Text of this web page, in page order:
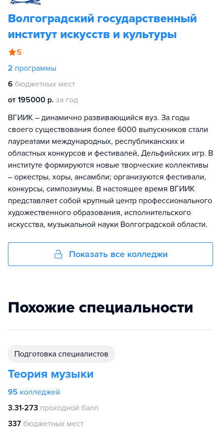
Волгоградский государственный
институт искусств и культуры
5
2 программы
6 бюджетных мест
от 195000 р. за год
ВГИИК – динамично развивающийся вуз. За годы
своего существования более 6000 выпускников стали
лауреатами международных, республиканских и
областных конкурсов и фестивалей, Дельфийских игр. В
институте формируются новые творческие коллективы
– оркестры, хоры, ансамбли; организуются фестивали,
конкурсы, симпозиумы. В настоящее время ВГИИК
представляет собой крупный центр профессионального
художественного образования, исполнительского
искусства, музыкальной науки Волгоградской области.
Показать все колледжи
Похожие специальности
подготовка специалистов
Теория музыки
95 колледжей
3.31-273 проходной балл
337 бюджетных мест